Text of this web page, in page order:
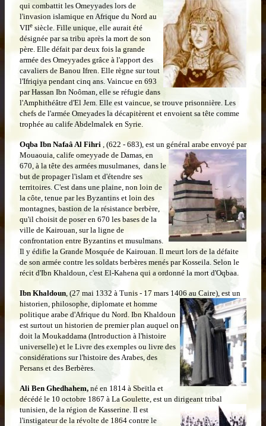
qui combattit les Omeyyades lors de
l'invasion islamique en Afrique du Nord au
VIIe siècle. Fille unique, elle aurait été
désignée par sa tribu après la mort de son
père. Elle défait par deux fois la grande
armée des Omeyyades grâce à l'apport des
cavaliers de Banou Ifren. Elle règne sur tout
l'Ifriqiya pendant cinq ans. Vaincue en 693
par Hassan Ibn Noôman, elle se réfugie dans
l'Amphithéâtre d'El Jem. Elle est vaincue, se trouve prisonnière. Les
chefs de l'armée Omeyades la décapitèrent et envoient sa tête comme
trophée au calife Abdelmalek en Syrie.
Oqba Ibn Nafaâ Al Fihri , (622 - 683), est un général arabe envoyé par
Mouaouia, calife omeyyade de Damas, en
670, à la tête des armées musulmanes, dans le
but de propager l'islam et d'étendre ses
territoires. C'est dans une plaine, non loin de
la côte, tenue par les Byzantins et loin des
montagnes, bastion de la résistance berbère,
qu'il choisit de poser en 670 les bases de la
ville de Kairouan, sur la ligne de
confrontation entre Byzantins et musulmans.
Il y édifie la Grande Mosquée de Kairouan. Il meurt lors de la défaite
de son armée contre les soldats berbères menés par Kosseila. Selon le
récit d'Ibn Khaldoun, c'est El-Kahena qui a ordonné la mort d'Oqbaa.
Ibn Khaldoun, (27 mai 1332 à Tunis - 17 mars 1406 au Caire), est un
historien, philosophe, diplomate et homme
politique arabe d'Afrique du Nord. Ibn Khaldoun
est surtout un historien de premier plan auquel on
doit la Moukaddama (Introduction à l'histoire
universelle) et le Livre des exemples ou livre des
considérations sur l'histoire des Arabes, des
Persans et des Berbères.
Ali Ben Ghedhahem, né en 1814 à Sbeïtla et
décédé le 10 octobre 1867 à La Goulette, est un dirigeant tribal
tunisien, de la région de Kasserine. Il est
l'instigateur de la révolte de 1864 contre le